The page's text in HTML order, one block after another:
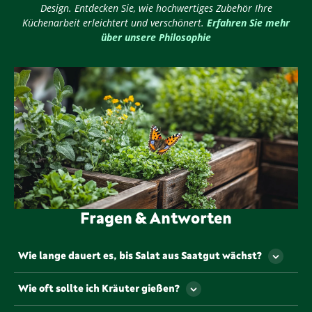
Design. Entdecken Sie, wie hochwertiges Zubehör Ihre
Küchenarbeit erleichtert und verschönert. Erfahren Sie mehr
über unsere Philosophie
Fragen & Antworten
Wie lange dauert es, bis Salat aus Saatgut wächst?
Salat wächst schnell und ist in der Regel nach 4 bis
6 Wochen erntereif. Achte darauf, ihn regelmäßig zu
gießen und ihm einen halbschattigen Platz zu
Wie oft sollte ich Kräuter gießen?